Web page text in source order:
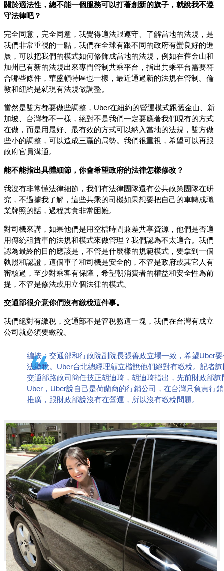
關於適法性，總不能一個服務可以打著創新的旗子，就說我不遵
守法律吧？
完全同意，完全同意，我覺得適法跟遵守、了解當地的法規，是
我們非常重視的一點，我們在全球有跟不同的政府有蠻良好的進
展，可以把我們的模式如何修飾成當地的法規，例如在舊金山和
加州已有新的法規出來專門管制共乘平台，指出共乘平台需要符
合哪些條件，華盛頓特區也一樣，最近通過新的法規在管制。倫
敦和紐約是就現有法規做調整。
當然是雙方都要做些調整，Uber在紐約的營運模式跟舊金山、新
加坡、台灣都不一樣，絕對不是我們一定要應著我們現有的方式
在做，而是用最好、最有效的方式可以納入當地的法規，雙方做
些小的調整，可以造成三贏的局勢。我們很重視，希望可以再跟
政府官員溝通。
能不能指出具體細節，你會希望政府的法律怎樣修改？
我沒有非常懂法律細節，我們有法律團隊還有公共政策團隊在研
究，不過據我了解，這些共乘的司機如果想要把自己的車轉成職
業牌照的話，過程其實非常困難。
對司機來講，如果他們是用空檔時間兼差共享資源，他們是否適
用傳統租賃車的法規和模式來做管理？我們認為不太適合。我們
認為最終的目的應該是，不管是什麼樣的規範模式，要拿到一個
執照和認證，這個車子和司機是安全的，不管是政府或其它人有
審核過，至少對乘客有保障，希望朝消費者的權益和安全性為前
提，不管是修法或用立個法律的模式。
交通部很介意你們沒有繳稅這件事。
我們絕對有繳稅，交通部不是管稅務這一塊，我們在台灣有成立
公司就必須要繳稅。
編按：交通部和行政院副院長張善政立場一致，希望Uber
法繳稅。Uber台北總經理顧立楷說他們絕對有繳稅。記者
交通部路政司簡任技正胡迪琦，胡迪琦指出，先前財政部詢
Uber，Uber說自己是荷蘭商的行銷公司，在台灣只負責行
推廣，跟財政部說沒有在營運，所以沒有繳稅問題。